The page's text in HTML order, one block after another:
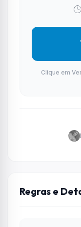
Clique em
Regras e